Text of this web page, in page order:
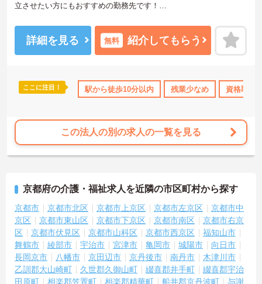
立させたい方にもおすすめの勤務先です！
たしますのでお気軽にご相談ください！
詳細を見る 無料 紹介してもらう
ここに注目！ 駅から徒歩10分以内 残業少なめ 資格取得
この法人の別の求人の一覧を見る
京都府の介護・福祉求人を近隣の市区町村から探す
京都市 京都市北区 京都市上京区 京都市左京区
京都市中
京区
京都市東山区 京都市下京区 京都市南区
京都市右京
区
京都市伏見区 京都市山科区 京都市西京区
福知山市
舞鶴市
綾部市 宇治市 宮津市 亀岡市 城陽市
向日市
長岡京市
八幡市 京田辺市 京丹後市 南丹市
木津川市
乙訓郡大山崎町
久世郡久御山町 綴喜郡井手町
綴喜郡宇治
田原町
相楽郡笠置町 相楽郡精華町 船井郡京丹波町 与謝